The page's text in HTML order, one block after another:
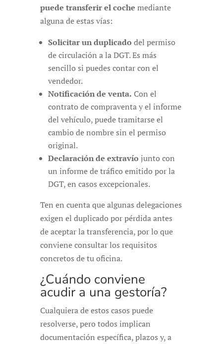
puede transferir el coche mediante
alguna de estas vías:
Solicitar un duplicado del permiso
de circulación a la DGT. Es más
sencillo si puedes contar con el
vendedor.
Notificación de venta. Con el
contrato de compraventa y el informe
del vehículo, puede tramitarse el
cambio de nombre sin el permiso
original.
Declaración de extravío junto con
un informe de tráfico emitido por la
DGT, en casos excepcionales.
Ten en cuenta que algunas delegaciones
exigen el duplicado por pérdida antes
de aceptar la transferencia, por lo que
conviene consultar los requisitos
concretos de tu oficina.
¿Cuándo conviene
acudir a una gestoría?
Cualquiera de estos casos puede
resolverse, pero todos implican
documentación específica, plazos y, a